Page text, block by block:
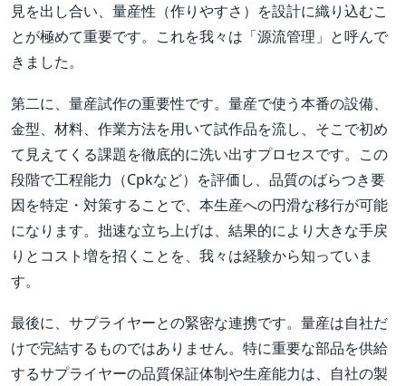
見を出し合い、量産性（作りやすさ）を設計に織り込むこ
とが極めて重要です。これを我々は「源流管理」と呼んで
きました。
第二に、量産試作の重要性です。量産で使う本番の設備、
金型、材料、作業方法を用いて試作品を流し、そこで初め
て見えてくる課題を徹底的に洗い出すプロセスです。この
段階で工程能力（Cpkなど）を評価し、品質のばらつき要
因を特定・対策することで、本生産への円滑な移行が可能
になります。拙速な立ち上げは、結果的により大きな手戻
りとコスト増を招くことを、我々は経験から知っていま
す。
最後に、サプライヤーとの緊密な連携です。量産は自社だ
けで完結するものではありません。特に重要な部品を供給
するサプライヤーの品質保証体制や生産能力は、自社の製